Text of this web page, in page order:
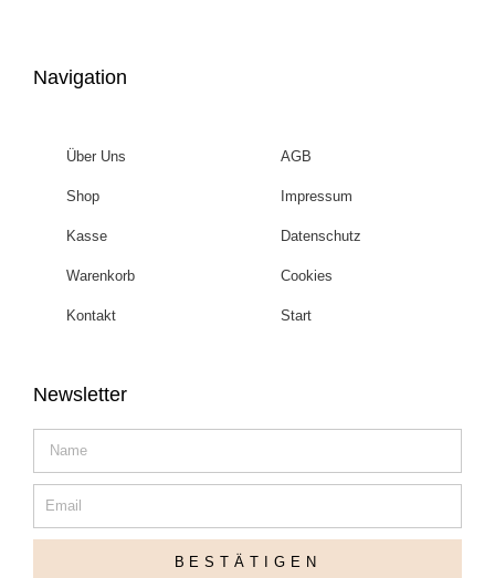
Navigation
Über Uns
Shop
Kasse
Warenkorb
Kontakt
AGB
Impressum
Datenschutz
Cookies
Start
Newsletter
BESTÄTIGEN